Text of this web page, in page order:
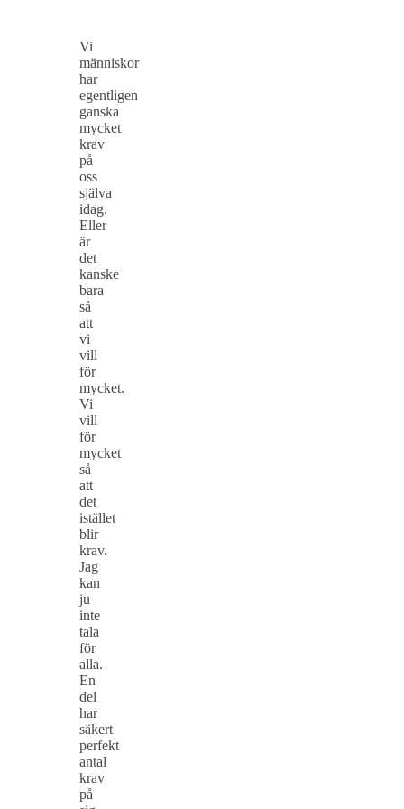
Vi
människor
har
egentligen
ganska
mycket
krav
på
oss
själva
idag.
Eller
är
det
kanske
bara
så
att
vi
vill
för
mycket.
Vi
vill
för
mycket
så
att
det
istället
blir
krav.
Jag
kan
ju
inte
tala
för
alla.
En
del
har
säkert
perfekt
antal
krav
på